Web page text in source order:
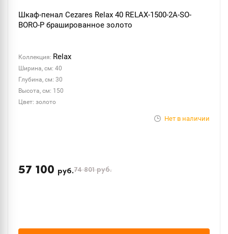
Шкаф-пенал Cezares Relax 40 RELAX-1500-2A-SO-
BORO-P брашированное золото
Коллекция: Relax
Ширина, см: 40
Глубина, см: 30
Высота, см: 150
Цвет: золото
Нет в наличии
57 100 руб.74 801руб.